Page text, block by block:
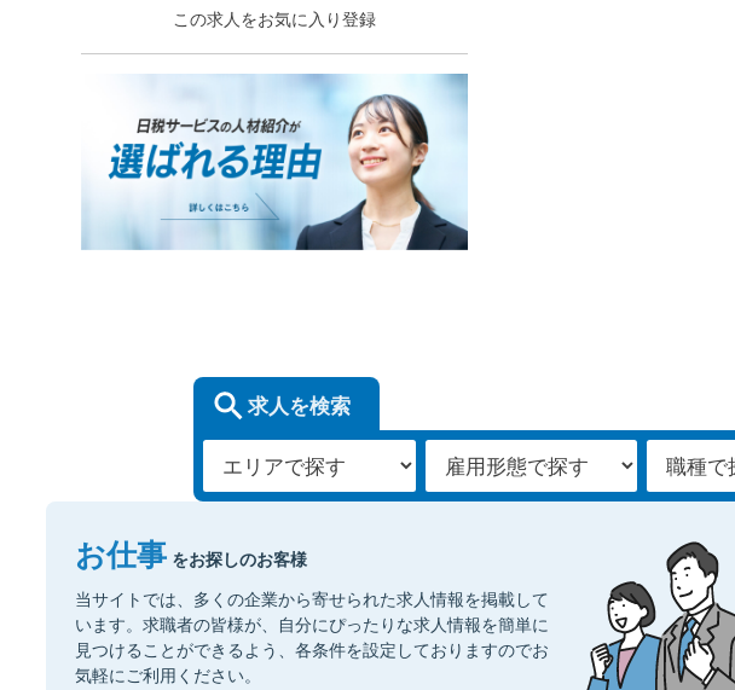
この求人をお気に入り登録
求人を検索
お仕事 をお探しのお客様
当サイトでは、多くの企業から寄せられた求人情報を掲載して
います。求職者の皆様が、自分にぴったりな求人情報を簡単に
見つけることができるよう、各条件を設定しておりますのでお
気軽にご利用ください。